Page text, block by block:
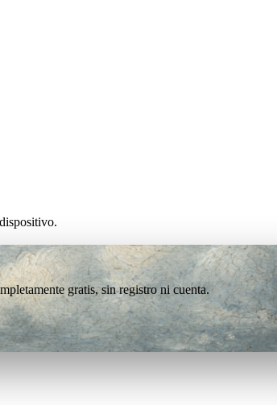
gratis, sin registro ni cuenta.